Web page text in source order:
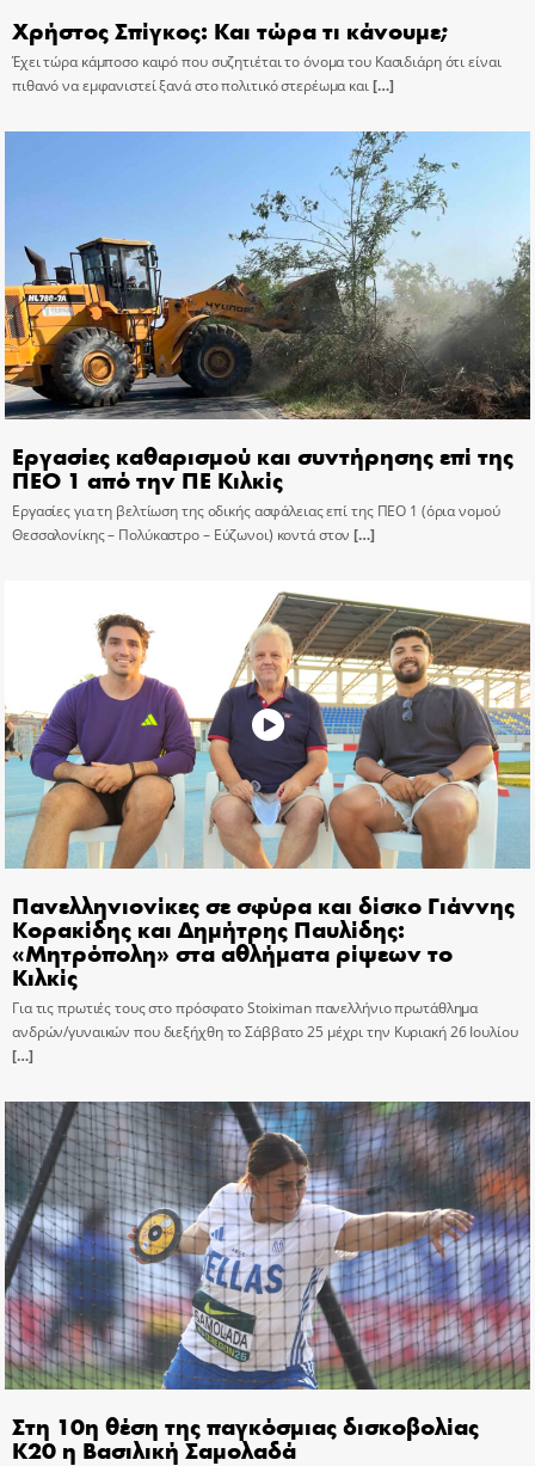
Χρήστος Σπίγκος: Και τώρα τι κάνουμε;
Έχει τώρα κάμποσο καιρό που συζητιέται το όνομα του Κασιδιάρη ότι είναι
πιθανό να εμφανιστεί ξανά στο πολιτικό στερέωμα και[…]
Εργασίες καθαρισμού και συντήρησης επί της
ΠΕΟ 1 από την ΠΕ Κιλκίς
Εργασίες για τη βελτίωση της οδικής ασφάλειας επί της ΠΕΟ 1 (όρια νομού
Θεσσαλονίκης – Πολύκαστρο – Εύζωνοι) κοντά στον […]
Πανελληνιονίκες σε σφύρα και δίσκο Γιάννης
Κορακίδης και Δημήτρης Παυλίδης:
«Μητρόπολη» στα αθλήματα ρίψεων το
Κιλκίς
Για τις πρωτιές τους στο πρόσφατο Stoiximan πανελλήνιο πρωτάθλημα
ανδρών/γυναικών που διεξήχθη το Σάββατο 25 μέχρι την Κυριακή 26 Ιουλίου
[…]
Στη 10η θέση της παγκόσμιας δισκοβολίας
Κ20 η Βασιλική Σαμολαδά